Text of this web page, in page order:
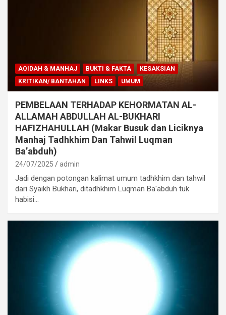
AQIDAH & MANHAJ BUKTI & FAKTA
KESAKSIAN
KRITIKAN/ BANTAHAN
LINKS UMUM
PEMBELAAN TERHADAP KEHORMATAN AL-
ALLAMAH ABDULLAH AL-BUKHARI
HAFIZHAHULLAH (Makar Busuk dan Liciknya
Manhaj Tadhkhim Dan Tahwil Luqman
Ba’abduh)
24/07/2025 admin
Jadi dengan potongan kalimat umum tadhkhim dan tahwil
dari Syaikh Bukhari, ditadhkhim Luqman Ba'abduh tuk
habisi…